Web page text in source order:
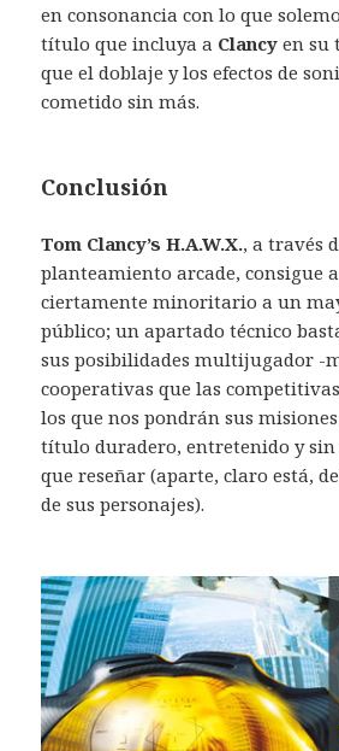
en consonancia con lo que
título que incluya a Clancy en su
que el doblaje y los efectos de
cometido sin más.
Conclusión
Tom Clancy’s H.A.W.X., a través
planteamiento arcade, consigue
ciertamente minoritario a un
público; un apartado técnico
sus posibilidades multijugador -
cooperativas que las
los que nos pondrán sus
título duradero, entretenido y
que reseñar (aparte, claro está,
de sus personajes).